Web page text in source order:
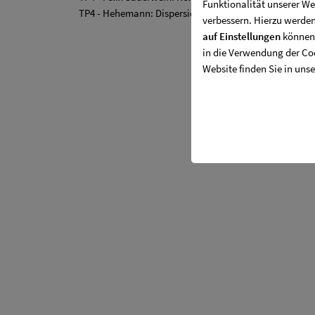
TP4 - Hehemann: Dispersion (UV-VIS-NIR) des
Funktionalität unserer
verbessern. Hierzu
auf Einstellungen
in die Verwendung der
Website finden Sie in